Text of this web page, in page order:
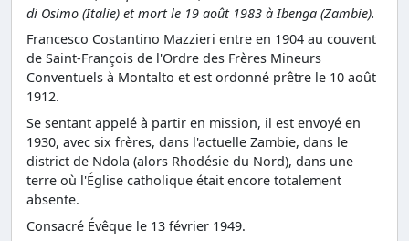
di Osimo (Italie) et mort le 19 août 1983 à Ibenga (Zambie).
Francesco Costantino Mazzieri entre en 1904 au couvent
de Saint-François de l'Ordre des Frères Mineurs
Conventuels à Montalto et est ordonné prêtre le 10 août
1912.
Se sentant appelé à partir en mission, il est envoyé en
1930, avec six frères, dans l'actuelle Zambie, dans le
district de Ndola (alors Rhodésie du Nord), dans une
terre où l'Église catholique était encore totalement
absente.
Consacré Évêque le 13 février 1949.